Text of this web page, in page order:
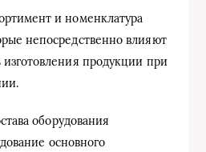
и номенклатура
непосредственно влияют
изготовления продукции при
оборудования
основного